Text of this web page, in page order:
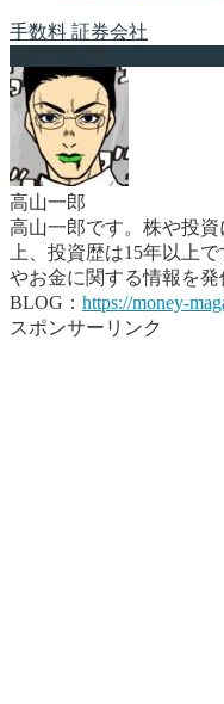
手数料 証券会社
高山一郎
高山一郎です。株や投
上、投資歴は15年以上
やお金に関する情報を発
BLOG： https://money-
スポンサーリンク